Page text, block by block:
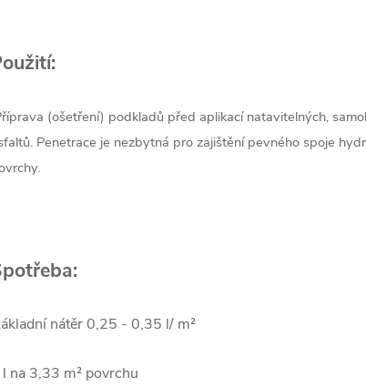
(ošetření) podkladů před aplikací natavitelných,
Penetrace je nezbytná pro zajištění pevného spoje
nátěr 0,25 - 0,35 l/ m²
l na 3,33 m² povrchu